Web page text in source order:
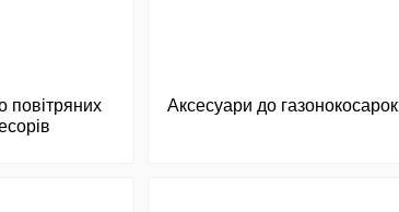
повітряних
Аксесуари до газонокосарок